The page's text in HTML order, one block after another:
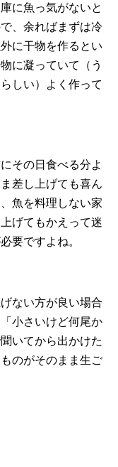
に魚っ気がないと
、余ればまずは冷
に干物を作るとい
に凝っていて（う
しい）よく作って
その日食べる分よ
差し上げても喜ん
魚を料理しない家
げてもかえって迷
要ですよね。
ない方が良い場合
小さいけど何尾か
いてから出かけた
のがそのまま生ご